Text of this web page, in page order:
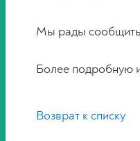
Мы рады
Более подробную
Возврат к списку